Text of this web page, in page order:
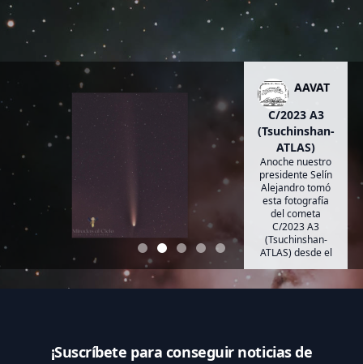
AAVAT
C/2023 A3
(Tsuchinshan-
ATLAS)
Anoche nuestro
presidente Selín
Alejandro tomó
esta fotografía
del cometa
C/2023 A3
(Tsuchinshan-
ATLAS) desde el
Querétaro.
¡Suscríbete para conseguir noticias de